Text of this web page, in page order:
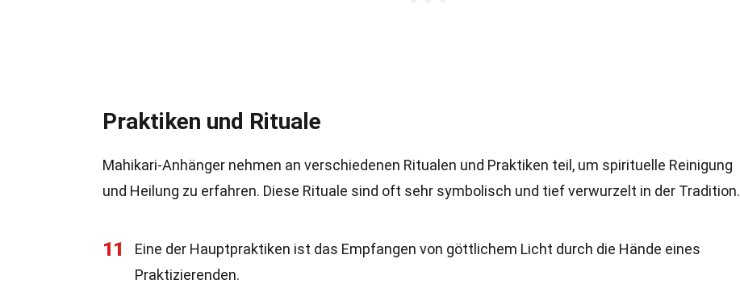
Praktiken und Rituale
Mahikari-Anhänger nehmen an verschiedenen Ritualen und Praktiken teil, um spirituelle Reinigung
und Heilung zu erfahren. Diese Rituale sind oft sehr symbolisch und tief verwurzelt in der Tradition.
11
Eine der Hauptpraktiken ist das Empfangen von göttlichem Licht durch die Hände eines
Praktizierenden.